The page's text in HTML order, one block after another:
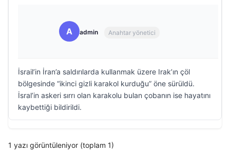
A admin Anahtar yönetici
İsrail’in İran’a saldırılarda kullanmak üzere Irak’ın çöl
bölgesinde “ikinci gizli karakol kurduğu” öne sürüldü.
İsral’in askeri sırrı olan karakolu bulan çobanın ise hayatını
kaybettiği bildirildi.
1 yazı görüntüleniyor (toplam 1)